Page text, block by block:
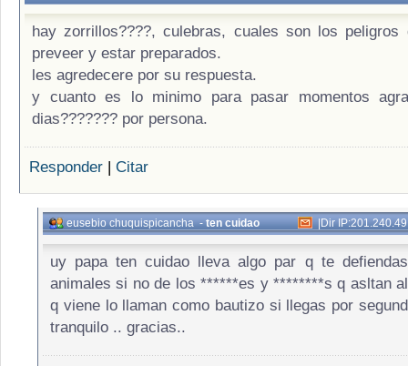
hay zorrillos????, culebras, cuales son los peligros
preveer y estar preparados.
les agredecere por su respuesta.
y cuanto es lo minimo para pasar momentos
dias??????? por persona.
Responder | Citar
eusebio chuquispicancha-ten cuidao |Dir
uy papa ten cuidao lleva algo par q te
animales si no de los ******es y ********s q asltan
q viene lo llaman como bautizo si llegas por
tranquilo .. gracias..